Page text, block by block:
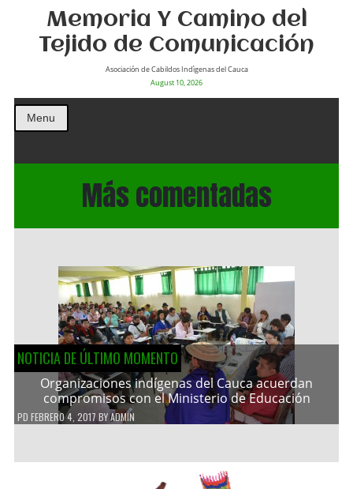
Memoria Y Camino del
Tejido de Comunicación
Asociación de Cabildos Indìgenas del Cauca
August 10, 2026
Menu
Más comentadas
NOTICIA DE ÚLTIMO MOMENTO
Organizaciones indígenas del Cauca acuerdan
compromisos con el Ministerio de Educación
PD FEBRERO 4, 2017 BYADMIN